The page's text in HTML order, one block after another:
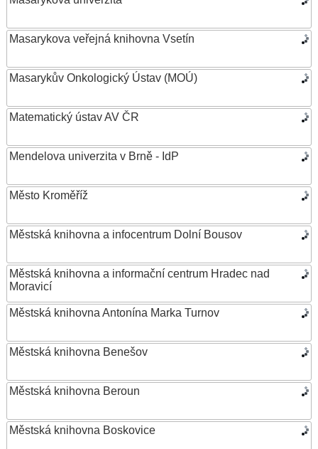
Masarykova veřejná knihovna Vsetín
Masarykův Onkologický Ústav (MOÚ)
Matematický ústav AV ČR
Mendelova univerzita v Brně - IdP
Město Kroměříž
Městská knihovna a infocentrum Dolní Bousov
Městská knihovna a informační centrum Hradec nad
Moravicí
Městská knihovna Antonína Marka Turnov
Městská knihovna Benešov
Městská knihovna Beroun
Městská knihovna Boskovice